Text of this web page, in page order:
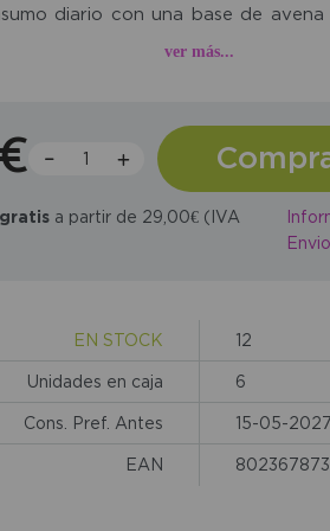
diario con una base de
una textura suave con un
el carácter cereal de la
su interés para quienes desean
un perfil más completo dentro
ver más...
gratisa partir de 29,00€ (IVA
EN STOCK 12
Unidades en caja 6
Cons. Pref. Antes 15-05-2027
EAN